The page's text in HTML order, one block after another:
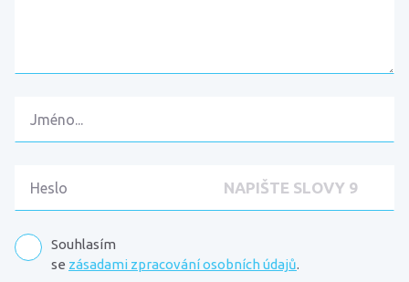
Souhlasím
se zásadami zpracování osobních údajů.